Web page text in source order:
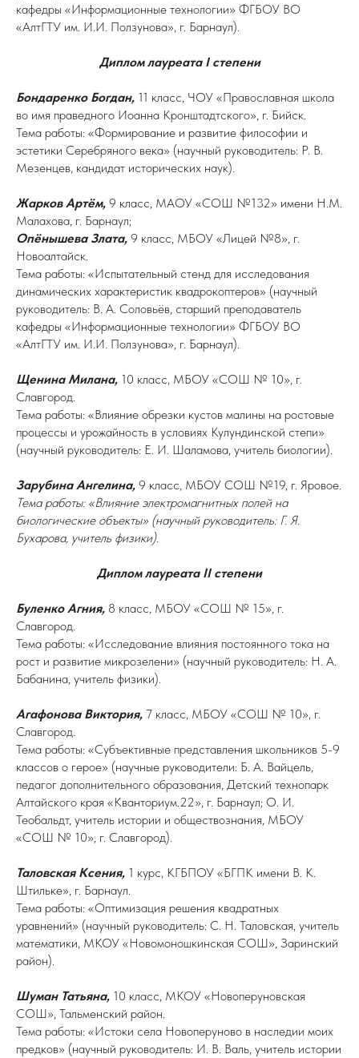
кафедры «Информационные технологии» ФГБОУ ВО
«АлтГТУ им. И.И. Ползунова», г. Барнаул).
Диплом лауреата I степени
Бондаренко Богдан, 11 класс, ЧОУ «Православная школа
во имя праведного Иоанна Кронштадтского», г. Бийск.
Тема работы: «Формирование и развитие философии и
эстетики Серебряного века» (научный руководитель: Р. В.
Мезенцев, кандидат исторических наук).
Жарков Артём, 9 класс, МАОУ «СОШ №132» имени Н.М.
Малахова, г. Барнаул;
Опёнышева Злата, 9 класс, МБОУ «Лицей №8», г.
Новоалтайск.
Тема работы: «Испытательный стенд для исследования
динамических характеристик квадрокоптеров» (научный
руководитель: В. А. Соловьёв, старший преподаватель
кафедры «Информационные технологии» ФГБОУ ВО
«АлтГТУ им. И.И. Ползунова», г. Барнаул).
Щенина Милана, 10 класс, МБОУ «СОШ № 10», г.
Славгород.
Тема работы: «Влияние обрезки кустов малины на ростовые
процессы и урожайность в условиях Кулундинской степи»
(научный руководитель: Е. И. Шаламова, учитель биологии).
Зарубина Ангелина, 9 класс, МБОУ СОШ №19, г. Яровое.
Тема работы: «Влияние электромагнитных полей на
биологические объекты» (научный руководитель: Г. Я.
Бухарова, учитель физики).
Диплом лауреата II степени
Буленко Агния, 8 класс, МБОУ «СОШ № 15», г.
Славгород.
Тема работы: «Исследование влияния постоянного тока на
рост и развитие микрозелени» (научный руководитель: Н. А.
Бабанина, учитель физики).
Агафонова Виктория, 7 класс, МБОУ «СОШ № 10», г.
Славгород.
Тема работы: «Субъективные представления школьников 5-9
классов о герое» (научные руководители: Б. А. Вайцель,
педагог дополнительного образования, Детский технопарк
Алтайского края «Кванториум.22», г. Барнаул; О. И.
Теобальдт, учитель истории и обществознания, МБОУ
«СОШ № 10», г. Славгород).
Таловская Ксения, 1 курс, КГБПОУ «БГПК имени В. К.
Штильке», г. Барнаул.
Тема работы: «Оптимизация решения квадратных
уравнений» (научный руководитель: С. Н. Таловская, учитель
математики, МКОУ «Новомоношкинская СОШ», Заринский
район).
Шуман Татьяна, 10 класс, МКОУ «Новоперуновская
СОШ», Тальменский район.
Тема работы: «Истоки села Новоперуново в наследии моих
предков» (научный руководитель: И. В. Валь, учитель истории